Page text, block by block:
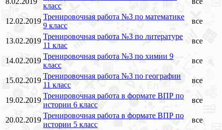
класс
12.02.2019
Тренировочная работа №3 по математике
9 класс
все
13.02.2019
Тренировочная работа №3 по литературе
11 клас
все
14.02.2019
Тренировочная работа №3 по химии 9
класс
все
15.02.2019
Тренировочная работа №3 по географии
11 класс
все
19.02.2019
Тренировочная работа в формате ВПР по
истории 6 класс
все
20.02.2019
Тренировочная работа в формате ВПР по
истории 5 класс
все